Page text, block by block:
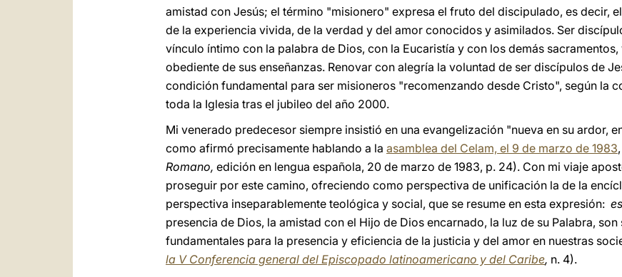
amistad con Jesús; el término "misionero" expresa el fruto del discipulado, es decir,
de la experiencia vivida, de la verdad y del amor conocidos y asimilados. Ser
vínculo íntimo con la palabra de Dios, con la Eucaristía y con los demás
obediente de sus enseñanzas. Renovar con alegría la voluntad de ser discípulos de
condición fundamental para ser misioneros "recomenzando desde Cristo", según la
toda la Iglesia tras el jubileo del año 2000.
Mi venerado predecesor siempre insistió en una evangelización "nueva en su ardor,
como afirmó precisamente hablando a la asamblea del Celam, el 9 de marzo de 1983
Romano, edición en lengua española, 20 de marzo de 1983, p. 24). Con mi viaje
proseguir por este camino, ofreciendo como perspectiva de unificación la de la
perspectiva inseparablemente teológica y social, que se resume en esta expresión:
presencia de Dios, la amistad con el Hijo de Dios encarnado, la luz de su Palabra,
fundamentales para la presencia y eficiencia de la justicia y del amor en nuestras
la V Conferencia general del Episcopado latinoamericano y del Caribe, n. 4).